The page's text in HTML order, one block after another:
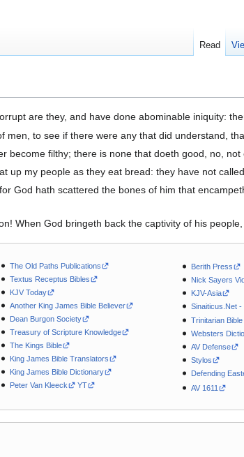
are they, and have done abominable iniquity:
to see if there were any that did understand,
become filthy; there is none that doeth good, no, not
up my people as they eat bread: they have not
God hath scattered the bones of him that
When God bringeth back the captivity of his
The Old Paths Publications
Textus Receptus Bibles
KJV Today
Another King James Bible Believer
Dean Burgon Society
Treasury of Scripture Knowledge
The Kings Bible
King James Bible Translators
King James Bible Dictionary
Peter Van Kleeck
YT
Berith Press
Nick Sayers
KJV-Asia
Sinaiticus.Net
Trinitarian
Websters
AV Defense
Stylos
Defending
AV 1611
Read